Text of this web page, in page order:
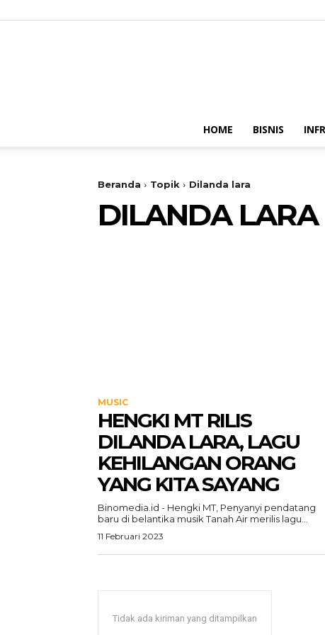
HOME BISNIS
Beranda Topik Dilanda lara
DILANDA LARA
MUSIC
HENGKI MT RILIS
DILANDA LARA, LAGU
KEHILANGAN ORANG
YANG KITA SAYANG
Binomedia.id - Hengki MT, Penyanyi pendatang
baru di belantika musik Tanah Air merilis lagu...
11 Februari 2023
Tidak ada kiriman yang ditampilkan